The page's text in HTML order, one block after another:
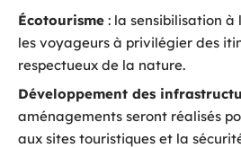
Écotourisme : la sensibilisation à
les voyageurs à privilégier des
respectueux de la nature.
Développement des
aménagements seront réalisés
aux sites touristiques et la